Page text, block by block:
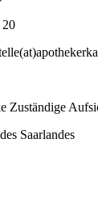
20
Zuständige
Saarlandes